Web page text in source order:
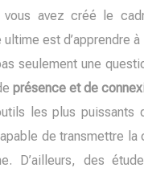
avez créé le
ultime est d’apprendre
seulement une
présence et de
les plus puissants
de transmettre la
D’ailleurs, des